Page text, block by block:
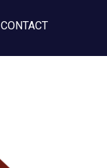
CONTACT